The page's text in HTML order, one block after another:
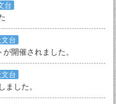
台
文台
開催されました。
文台
ました。